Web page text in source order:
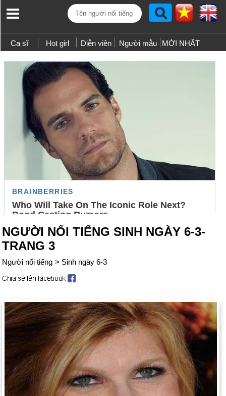
Ca sĩ Hot girl Diễn viên Người mẫu MỚI NHẤT
NGƯỜI NỔI TIẾNG SINH NGÀY 6-3-
TRANG 3
Người nổi tiếng > Sinh ngày 6-3